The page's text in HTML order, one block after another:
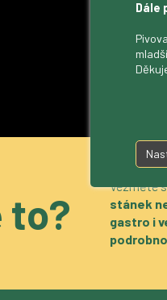
Dále
to?
Vezměte
stánek
gastro i